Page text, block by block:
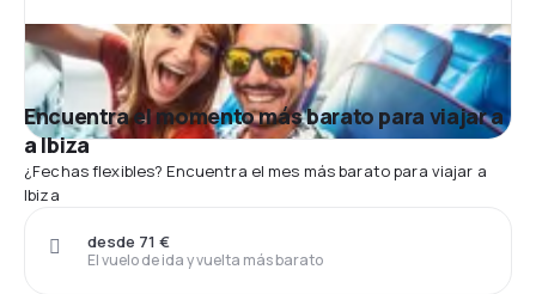
Encuentra el momento más barato para viajar a
a Ibiza
¿Fechas flexibles? Encuentra el mes más barato para viajar a
Ibiza
El vuelo de ida y vuelta más barato
desde 71 €